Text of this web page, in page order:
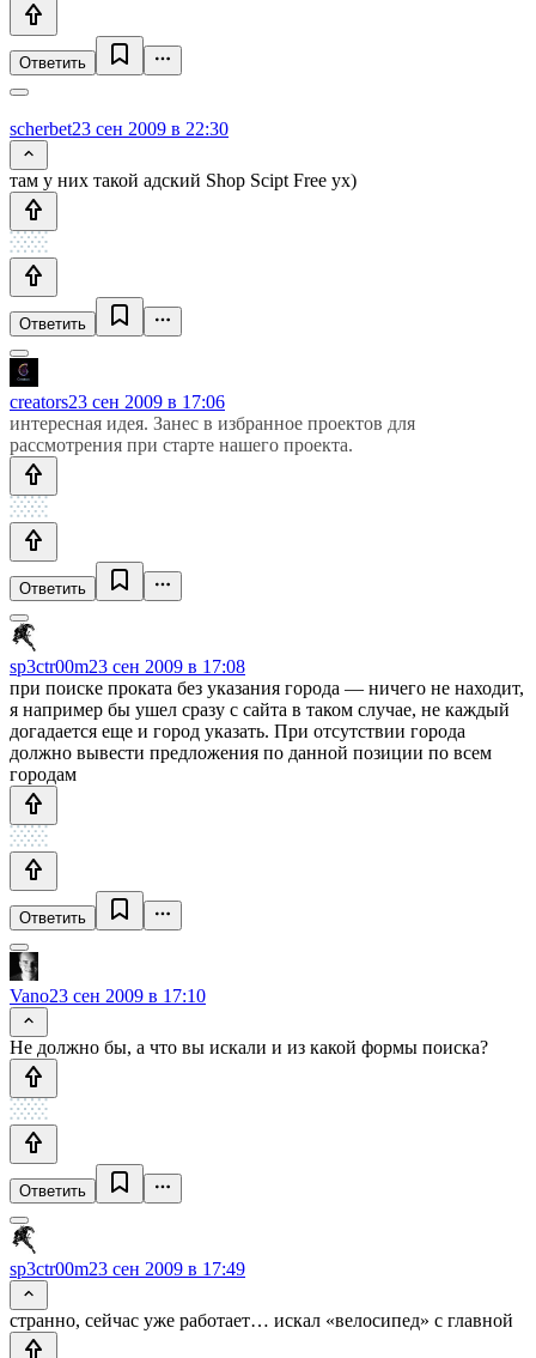
Ответить
scherbet23 сен 2009 в 22:30
там у них такой адский Shop Scipt Free ух)
Ответить
creators23 сен 2009 в 17:06
интересная идея. Занес в избранное проектов для
рассмотрения при старте нашего проекта.
Ответить
sp3ctr00m23 сен 2009 в 17:08
при поиске проката без указания города — ничего не находит,
я например бы ушел сразу с сайта в таком случае, не каждый
догадается еще и город указать. При отсутствии города
должно вывести предложения по данной позиции по всем
городам
Ответить
Vano23 сен 2009 в 17:10
Не должно бы, а что вы искали и из какой формы поиска?
Ответить
sp3ctr00m23 сен 2009 в 17:49
странно, сейчас уже работает… искал «велосипед» с главной